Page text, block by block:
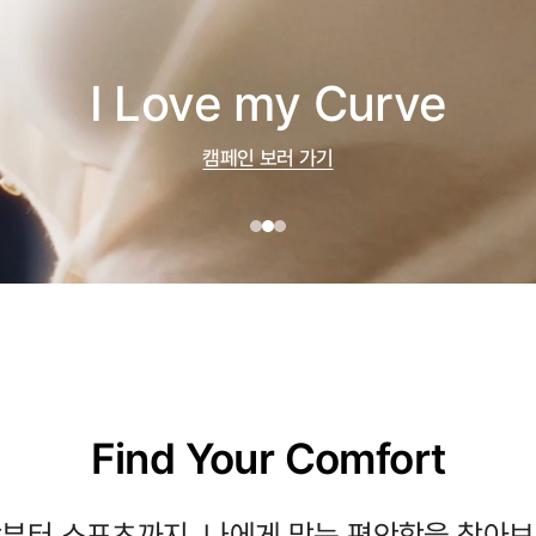
I Love my Curve
캠페인 보러 가기
Find Your Comfort